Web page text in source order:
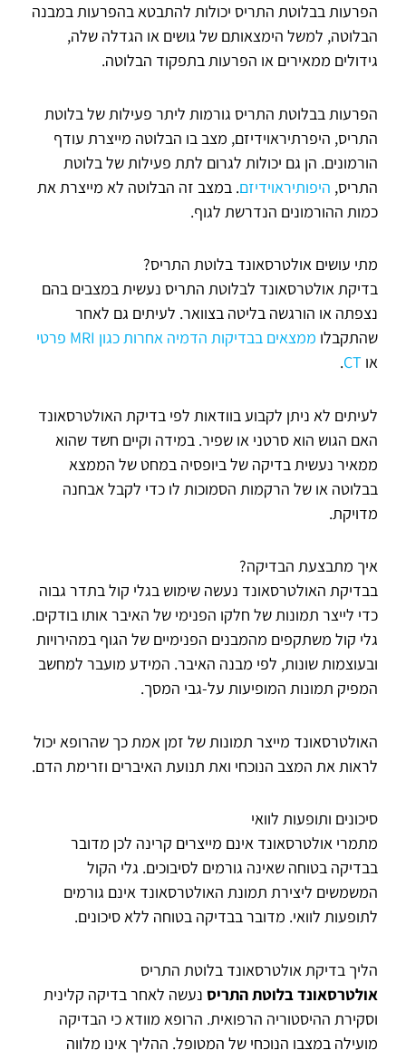
הפרעות בבלוטת התריס יכולות להתבטא בהפרעות במבנה
הבלוטה, למשל הימצאותם של גושים או הגדלה שלה,
גידולים ממאירים או הפרעות בתפקוד הבלוטה.
הפרעות בבלוטת התריס גורמות ליתר פעילות של בלוטת
התריס, היפרתיראוידיזם, מצב בו הבלוטה מייצרת עודף
הורמונים. הן גם יכולות לגרום לתת פעילות של בלוטת
התריס, היפותיראוידיזם. במצב זה הבלוטה לא מייצרת את
כמות ההורמונים הנדרשת לגוף.
מתי עושים אולטרסאונד בלוטת התריס?
בדיקת אולטרסאונד לבלוטת התריס נעשית במצבים בהם
נצפתה או הורגשה בליטה בצוואר. לעיתים גם לאחר
שהתקבלו ממצאים בבדיקות הדמיה אחרות כגון MRI פרטי
או CT
.
לעיתים לא ניתן לקבוע בוודאות לפי בדיקת האולטרסאונד
האם הגוש הוא סרטני או שפיר. במידה וקיים חשד שהוא
ממאיר נעשית בדיקה של ביופסיה במחט של הממצא
בבלוטה או של הרקמות הסמוכות לו כדי לקבל אבחנה
מדויקת.
איך מתבצעת הבדיקה?
בבדיקת האולטרסאונד נעשה שימוש בגלי קול בתדר גבוה
כדי לייצר תמונות של חלקו הפנימי של האיבר אותו בודקים.
גלי קול משתקפים מהמבנים הפנימיים של הגוף במהירויות
ובעוצמות שונות, לפי מבנה האיבר. המידע מועבר למחשב
המפיק תמונות המופיעות על-גבי המסך.
האולטרסאונד מייצר תמונות של זמן אמת כך שהרופא יכול
לראות את המצב הנוכחי ואת תנועת האיברים וזרימת הדם.
סיכונים ותופעות לוואי
מתמרי אולטרסאונד אינם מייצרים קרינה לכן מדובר
בבדיקה בטוחה שאינה גורמים לסיבוכים. גלי הקול
המשמשים ליצירת תמונת האולטרסאונד אינם גורמים
לתופעות לוואי. מדובר בבדיקה בטוחה ללא סיכונים.
הליך בדיקת אולטרסאונד בלוטת התריס
אולטרסאונד בלוטת התריס נעשה לאחר בדיקה קלינית
וסקירת ההיסטוריה הרפואית. הרופא מוודא כי הבדיקה
מועילה במצבו הנוכחי של המטופל. ההליך אינו מלווה